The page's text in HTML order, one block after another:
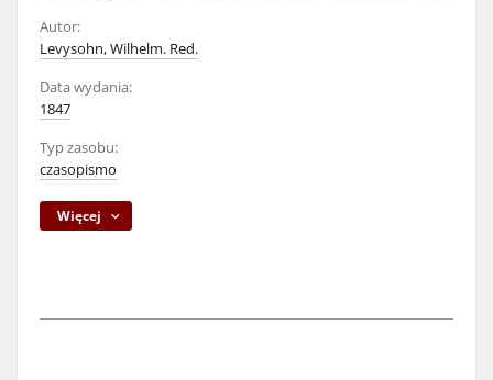
Autor:
Levysohn, Wilhelm. Red.
Data wydania:
1847
Typ zasobu:
czasopismo
Więcej